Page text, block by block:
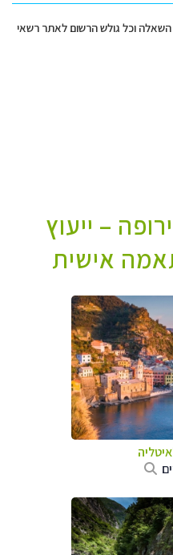
השאלה וכל גולש הרשום לאתר רשאי
– ייעוץ
אישית